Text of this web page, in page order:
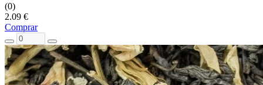
(0)
2.09 €
Comprar